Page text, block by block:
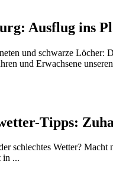
Ausflug ins
und schwarze Löcher:
und Erwachsene
Tipps:
schlechtes Wetter?
in ...